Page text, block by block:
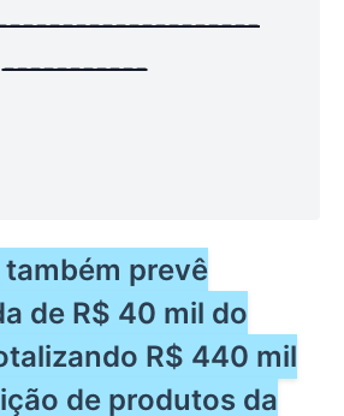
-----------
prevê
de R$ 40 mil do
R$ 440 mil
de produtos da